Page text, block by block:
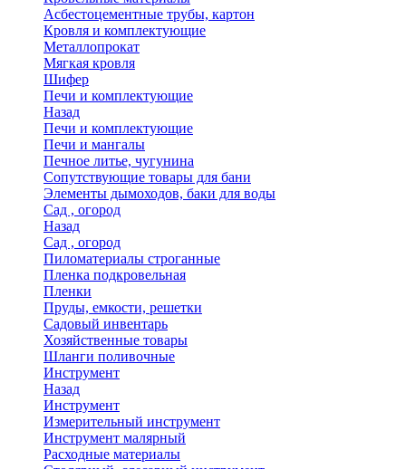
Асбестоцементные трубы, картон
Кровля и комплектующие
Металлопрокат
Мягкая кровля
Шифер
Печи и комплектующие
Назад
Печи и комплектующие
Печи и мангалы
Печное литье, чугунина
Сопутствующие товары для бани
Элементы дымоходов, баки для воды
Сад , огород
Назад
Сад , огород
Пиломатериалы строганные
Пленка подкровельная
Пленки
Пруды, емкости, решетки
Садовый инвентарь
Хозяйственные товары
Шланги поливочные
Инструмент
Назад
Инструмент
Измерительный инструмент
Инструмент малярный
Расходные материалы